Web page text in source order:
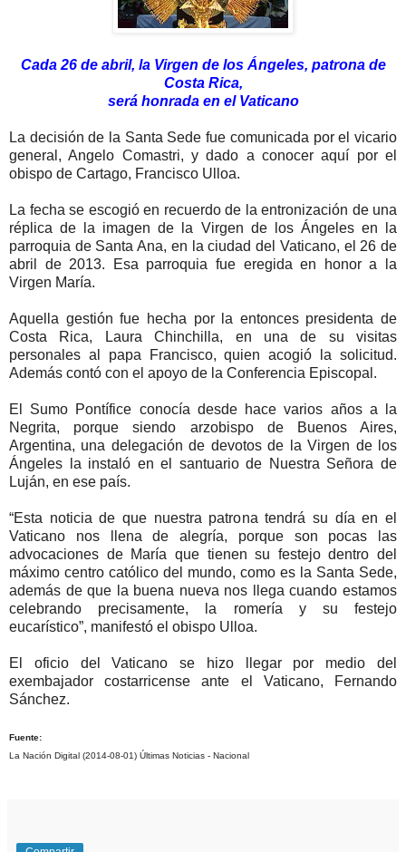
Cada 26 de abril, la Virgen de los Ángeles, patrona de
Costa Rica,
será honrada en el Vaticano
La decisión de la Santa Sede fue comunicada por el vicario
general, Angelo Comastri, y dado a conocer aquí por el
obispo de Cartago, Francisco Ulloa.
La fecha se escogió en recuerdo de la entronización de una
réplica de la imagen de la Virgen de los Ángeles en la
parroquia de Santa Ana, en la ciudad del Vaticano, el 26 de
abril de 2013. Esa parroquia fue eregida en honor a la
Virgen María.
Aquella gestión fue hecha por la entonces presidenta de
Costa Rica, Laura Chinchilla, en una de su visitas
personales al papa Francisco, quien acogió la solicitud.
Además contó con el apoyo de la Conferencia Episcopal.
El Sumo Pontífice conocía desde hace varios años a la
Negrita, porque siendo arzobispo de Buenos Aires,
Argentina, una delegación de devotos de la Virgen de los
Ángeles la instaló en el santuario de Nuestra Señora de
Luján, en ese país.
“Esta noticia de que nuestra patrona tendrá su día en el
Vaticano nos llena de alegría, porque son pocas las
advocaciones de María que tienen su festejo dentro del
máximo centro católico del mundo, como es la Santa Sede,
además de que la buena nueva nos llega cuando estamos
celebrando precisamente, la romería y su festejo
eucarístico”, manifestó el obispo Ulloa.
El oficio del Vaticano se hizo llegar por medio del
exembajador costarricense ante el Vaticano, Fernando
Sánchez.
Fuente:
La Nación Digital (2014-08-01) Últimas Noticias - Nacional